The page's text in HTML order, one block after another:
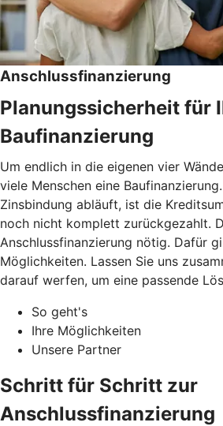
Anschlussfinanzierung
Planungssicherheit für
Baufinanzierung
Um endlich in die eigenen vier
viele Menschen eine
Zinsbindung abläuft, ist die
noch nicht komplett zurückgezahlt.
Anschlussfinanzierung nötig. Dafür
Möglichkeiten. Lassen Sie uns
darauf werfen, um eine passende
So geht's
Ihre Möglichkeiten
Unsere Partner
Schritt für Schritt zur
Anschlussfinanzierung